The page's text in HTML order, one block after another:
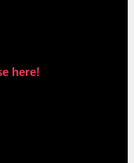
here!